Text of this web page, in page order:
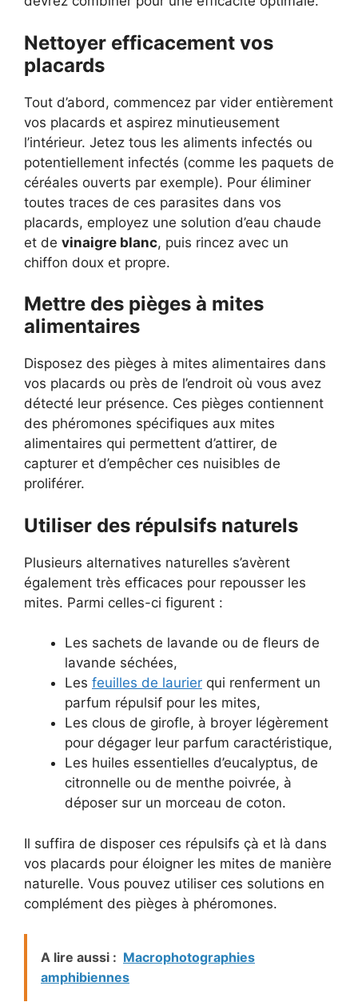
Nettoyer efficacement vos
placards
Tout d’abord, commencez par vider entièrement
vos placards et aspirez minutieusement
l’intérieur. Jetez tous les aliments infectés ou
potentiellement infectés (comme les paquets de
céréales ouverts par exemple). Pour éliminer
toutes traces de ces parasites dans vos
placards, employez une solution d’eau chaude
et de vinaigre blanc, puis rincez avec un
chiffon doux et propre.
Mettre des pièges à mites
alimentaires
Disposez des pièges à mites alimentaires dans
vos placards ou près de l’endroit où vous avez
détecté leur présence. Ces pièges contiennent
des phéromones spécifiques aux mites
alimentaires qui permettent d’attirer, de
capturer et d’empêcher ces nuisibles de
proliférer.
Utiliser des répulsifs naturels
Plusieurs alternatives naturelles s’avèrent
également très efficaces pour repousser les
mites. Parmi celles-ci figurent :
Les sachets de lavande ou de fleurs de
lavande séchées,
Les feuilles de laurier qui renferment un
parfum répulsif pour les mites,
Les clous de girofle, à broyer légèrement
pour dégager leur parfum caractéristique,
Les huiles essentielles d’eucalyptus, de
citronnelle ou de menthe poivrée, à
déposer sur un morceau de coton.
Il suffira de disposer ces répulsifs çà et là dans
vos placards pour éloigner les mites de manière
naturelle. Vous pouvez utiliser ces solutions en
complément des pièges à phéromones.
A lire aussi : Macrophotographies
amphibiennes